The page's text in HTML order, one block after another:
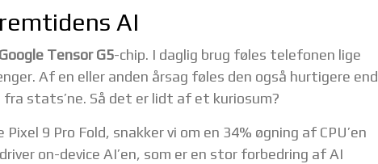
AI
Google Tensor G5-chip. I daglig brug føles telefonen lige
Af en eller anden årsag føles den også hurtigere end
fra stats’ne. Så det er lidt af et kuriosum?
9 Pro Fold, snakker vi om en 34% øgning af CPU’en
on-device AI’en, som er en stor forbedring af AI